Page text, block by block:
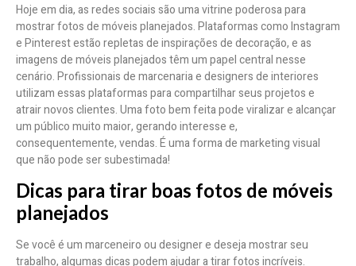
Hoje em dia, as redes sociais são uma vitrine poderosa para
mostrar fotos de móveis planejados. Plataformas como Instagram
e Pinterest estão repletas de inspirações de decoração, e as
imagens de móveis planejados têm um papel central nesse
cenário. Profissionais de marcenaria e designers de interiores
utilizam essas plataformas para compartilhar seus projetos e
atrair novos clientes. Uma foto bem feita pode viralizar e alcançar
um público muito maior, gerando interesse e,
consequentemente, vendas. É uma forma de marketing visual
que não pode ser subestimada!
Dicas para tirar boas fotos de móveis
planejados
Se você é um marceneiro ou designer e deseja mostrar seu
trabalho, algumas dicas podem ajudar a tirar fotos incríveis.